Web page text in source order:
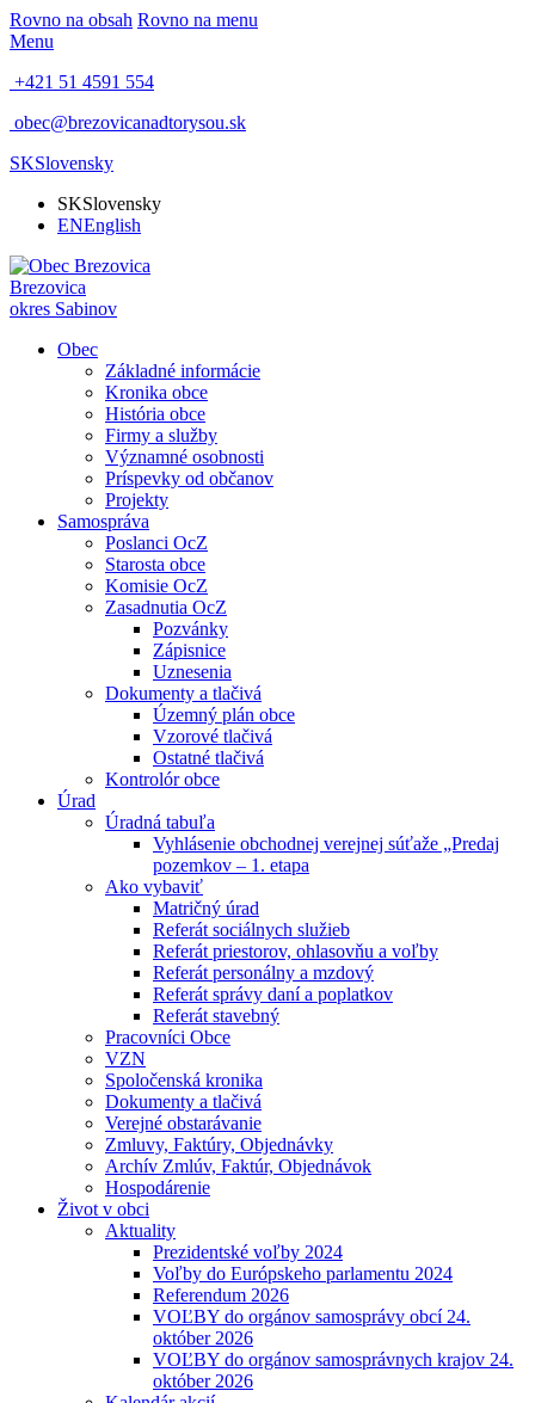
Rovno na obsah Rovno na menu
Menu
+421 51 4591 554
obec@brezovicanadtorysou.sk
SKSlovensky
SKSlovensky
ENEnglish
Brezovica
okres Sabinov
Obec
Základné informácie
Kronika obce
História obce
Firmy a služby
Významné osobnosti
Príspevky od občanov
Projekty
Samospráva
Poslanci OcZ
Starosta obce
Komisie OcZ
Zasadnutia OcZ
Pozvánky
Zápisnice
Uznesenia
Dokumenty a tlačivá
Územný plán obce
Vzorové tlačivá
Ostatné tlačivá
Kontrolór obce
Úrad
Úradná tabuľa
Vyhlásenie obchodnej verejnej súťaže „Predaj
pozemkov – 1. etapa
Ako vybaviť
Matričný úrad
Referát sociálnych služieb
Referát priestorov, ohlasovňu a voľby
Referát personálny a mzdový
Referát správy daní a poplatkov
Referát stavebný
Pracovníci Obce
VZN
Spoločenská kronika
Dokumenty a tlačivá
Verejné obstarávanie
Zmluvy, Faktúry, Objednávky
Archív Zmlúv, Faktúr, Objednávok
Hospodárenie
Život v obci
Aktuality
Prezidentské voľby 2024
Voľby do Európskeho parlamentu 2024
Referendum 2026
VOĽBY do orgánov samosprávy obcí 24.
október 2026
VOĽBY do orgánov samosprávnych krajov 24.
október 2026